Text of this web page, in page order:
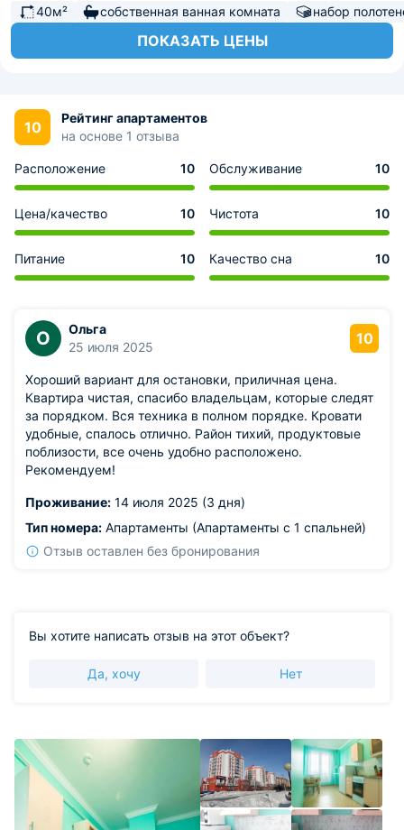
40м²
собственная ванная комната набор
ПОКАЗАТЬ ЦЕНЫ
10
Рейтинг апартаментов
на основе 1 отзыва
Расположение 10 Обслуживание 10
Цена/качество 10 Чистота 10
Питание 10 Качество сна 10
О
Ольга
25 июля 2025
10
Хороший вариант для остановки, приличная цена.
Квартира чистая, спасибо владельцам, которые следят
за порядком. Вся техника в полном порядке. Кровати
удобные, спалось отлично. Район тихий, продуктовые
поблизости, все очень удобно расположено.
Рекомендуем!
Проживание: 14 июля 2025 (3 дня)
Тип номера: Апартаменты (Апартаменты с 1 спальней)
Отзыв оставлен без бронирования
Вы хотите написать отзыв на этот объект?
Да, хочу Нет